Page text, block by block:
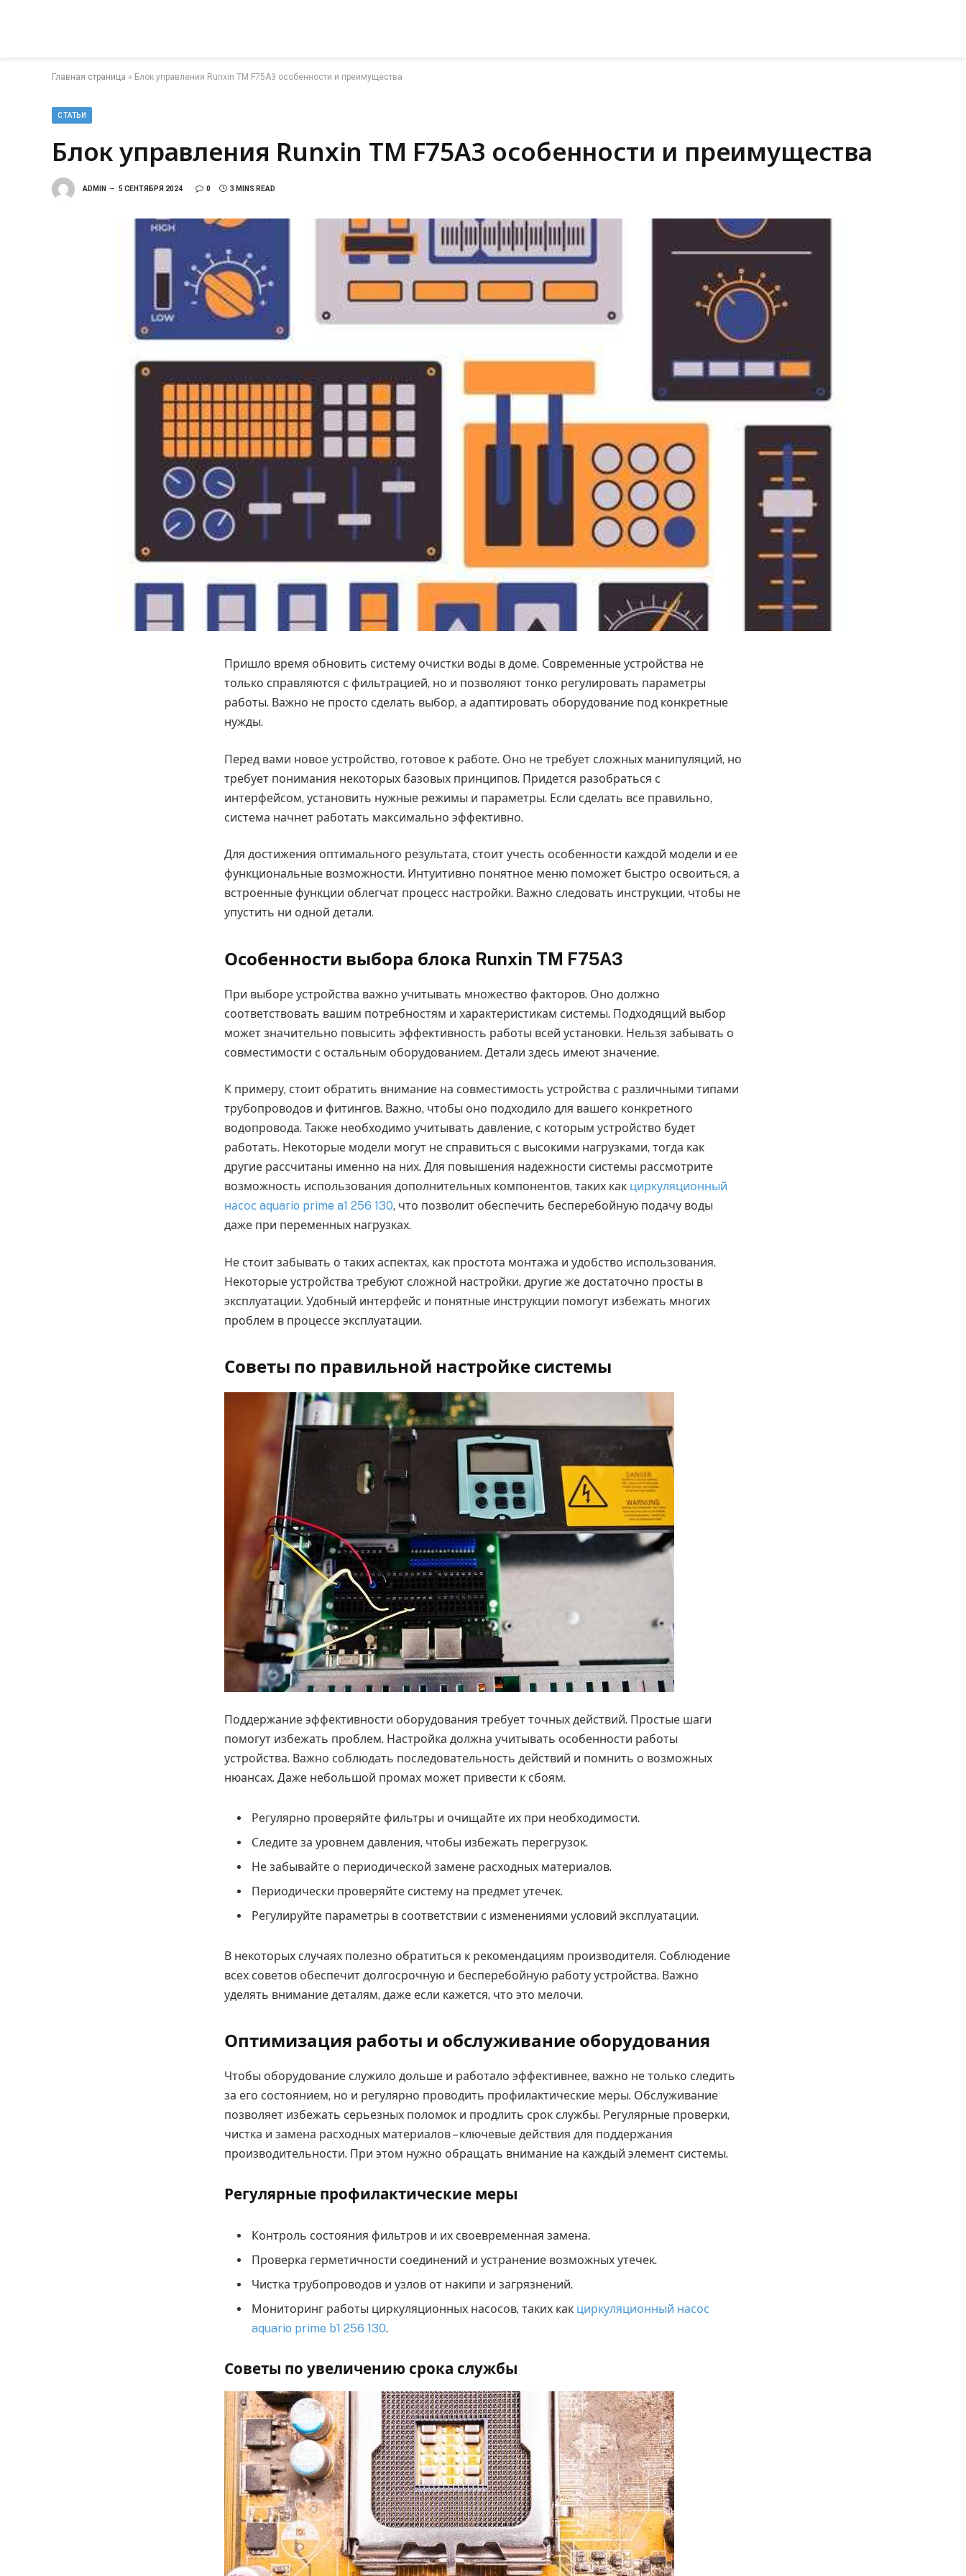
Главная страница » Блок управления Runxin TM F75A3 особенности и преимущества
СТАТЬИ
Блок управления Runxin TM F75A3 особенности и преимущества
ADMIN 5 СЕНТЯБРЯ 2024 0 3 MINS READ
Пришло время обновить систему очистки воды в доме. Современные устройства не
только справляются с фильтрацией, но и позволяют тонко регулировать параметры
работы. Важно не просто сделать выбор, а адаптировать оборудование под конкретные
нужды.
Перед вами новое устройство, готовое к работе. Оно не требует сложных манипуляций, но
требует понимания некоторых базовых принципов. Придется разобраться с
интерфейсом, установить нужные режимы и параметры. Если сделать все правильно,
система начнет работать максимально эффективно.
Для достижения оптимального результата, стоит учесть особенности каждой модели и ее
функциональные возможности. Интуитивно понятное меню поможет быстро освоиться, а
встроенные функции облегчат процесс настройки. Важно следовать инструкции, чтобы не
упустить ни одной детали.
Особенности выбора блока Runxin TM F75A3
При выборе устройства важно учитывать множество факторов. Оно должно
соответствовать вашим потребностям и характеристикам системы. Подходящий выбор
может значительно повысить эффективность работы всей установки. Нельзя забывать о
совместимости с остальным оборудованием. Детали здесь имеют значение.
К примеру, стоит обратить внимание на совместимость устройства с различными типами
трубопроводов и фитингов. Важно, чтобы оно подходило для вашего конкретного
водопровода. Также необходимо учитывать давление, с которым устройство будет
работать. Некоторые модели могут не справиться с высокими нагрузками, тогда как
другие рассчитаны именно на них. Для повышения надежности системы рассмотрите
возможность использования дополнительных компонентов, таких как циркуляционный
насос aquario prime a1 256 130, что позволит обеспечить бесперебойную подачу воды
даже при переменных нагрузках.
Не стоит забывать о таких аспектах, как простота монтажа и удобство использования.
Некоторые устройства требуют сложной настройки, другие же достаточно просты в
эксплуатации. Удобный интерфейс и понятные инструкции помогут избежать многих
проблем в процессе эксплуатации.
Советы по правильной настройке системы
Поддержание эффективности оборудования требует точных действий. Простые шаги
помогут избежать проблем. Настройка должна учитывать особенности работы
устройства. Важно соблюдать последовательность действий и помнить о возможных
нюансах. Даже небольшой промах может привести к сбоям.
Регулярно проверяйте фильтры и очищайте их при необходимости.
Следите за уровнем давления, чтобы избежать перегрузок.
Не забывайте о периодической замене расходных материалов.
Периодически проверяйте систему на предмет утечек.
Регулируйте параметры в соответствии с изменениями условий эксплуатации.
В некоторых случаях полезно обратиться к рекомендациям производителя. Соблюдение
всех советов обеспечит долгосрочную и бесперебойную работу устройства. Важно
уделять внимание деталям, даже если кажется, что это мелочи.
Оптимизация работы и обслуживание оборудования
Чтобы оборудование служило дольше и работало эффективнее, важно не только следить
за его состоянием, но и регулярно проводить профилактические меры. Обслуживание
позволяет избежать серьезных поломок и продлить срок службы. Регулярные проверки,
чистка и замена расходных материалов – ключевые действия для поддержания
производительности. При этом нужно обращать внимание на каждый элемент системы.
Регулярные профилактические меры
Контроль состояния фильтров и их своевременная замена.
Проверка герметичности соединений и устранение возможных утечек.
Чистка трубопроводов и узлов от накипи и загрязнений.
Мониторинг работы циркуляционных насосов, таких как циркуляционный насос
aquario prime b1 256 130.
Советы по увеличению срока службы